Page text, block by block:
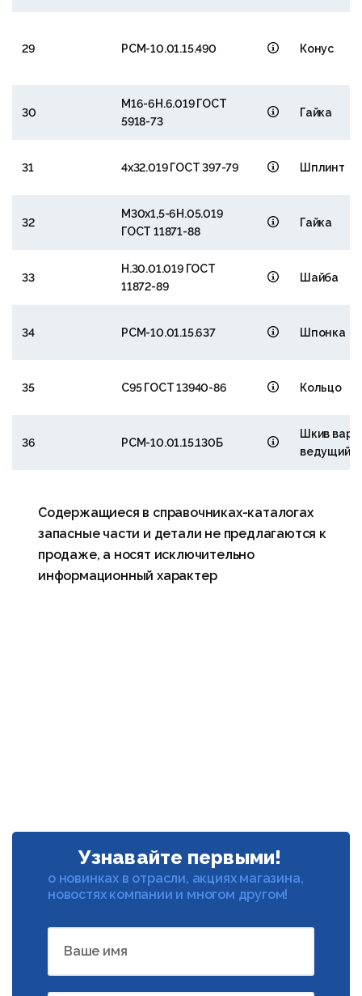
29 РСМ-10.01.15.490 Конус
30
М16-6Н.6.019 ГОСТ
5918-73
Гайка
31 4х32.019 ГОСТ 397-79 Шплинт
32
М30х1,5-6Н.05.019
ГОСТ 11871-88
Гайка
33
Н.30.01.019 ГОСТ
11872-89
Шайба
34 РСМ-10.01.15.637 Шпонка
35 С95 ГОСТ 13940-86 Кольцо
36 РСМ-10.01.15.130Б
Шкив
ведущий
Содержащиеся в справочниках-каталогах
запасные части и детали не предлагаются к
продаже, а носят исключительно
информационный характер
Узнавайте первыми!
о новинках в отрасли, акциях магазина,
новостях компании и многом другом!
Ваше имя